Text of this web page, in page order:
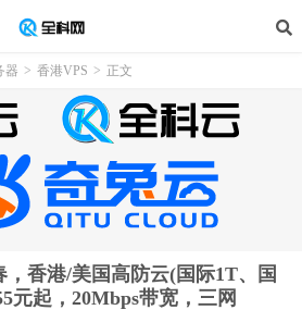
器 > 香港VPS > 正文
香港/美国高防云(国际1T、国
元起，20Mbps带宽，三网